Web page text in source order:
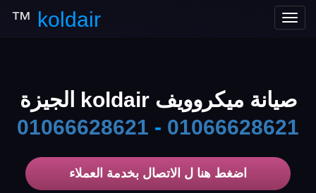
Toggle
koldair
™
صيانة ميكروويف koldair الجيزة
01066628621
-
01066628621
اضغط هنا ل الاتصال بخدمة العملاء